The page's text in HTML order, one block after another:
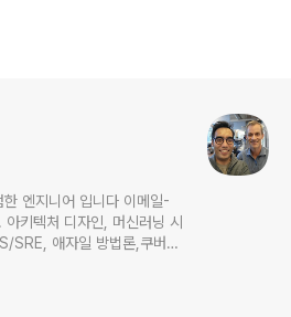
엔지니어 입니다 이메일-
키텍처 디자인, 머신러닝 시
SRE, 애자일 방법론,쿠버네
:
terrycho75/